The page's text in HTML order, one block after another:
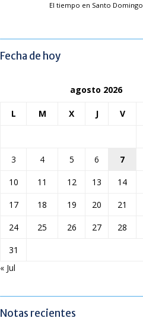
El tiempo en Santo Domingo
Fecha de hoy
agosto 2026
L M X J V
3
4 5 6 7
10
11 12 13 14
17
18 19 20 21
24
25 26 27 28
31
« Jul
Notas recientes